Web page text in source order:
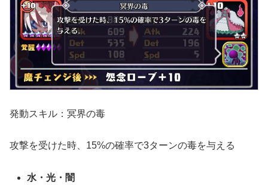
発動スキル：冥界の毒
攻撃を受けた時、15%の確率で3ターンの毒を与える
水・光・闇